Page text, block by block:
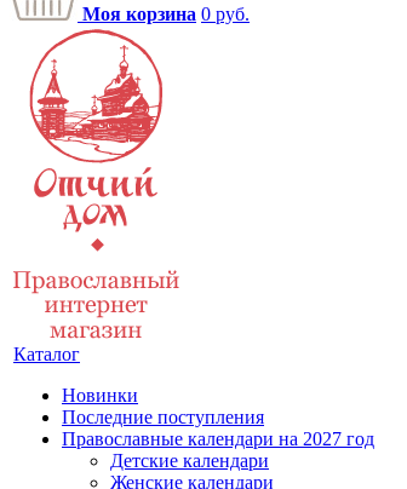
Моя корзина 0 руб.
Каталог
Новинки
Последние поступления
Православные календари на 2027 год
Детские календари
Женские календари